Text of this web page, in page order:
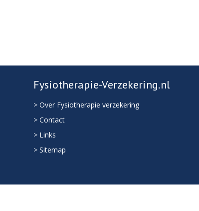
Fysiotherapie-Verzekering.nl
> Over Fysiotherapie verzekering
> Contact
> Links
> Sitemap